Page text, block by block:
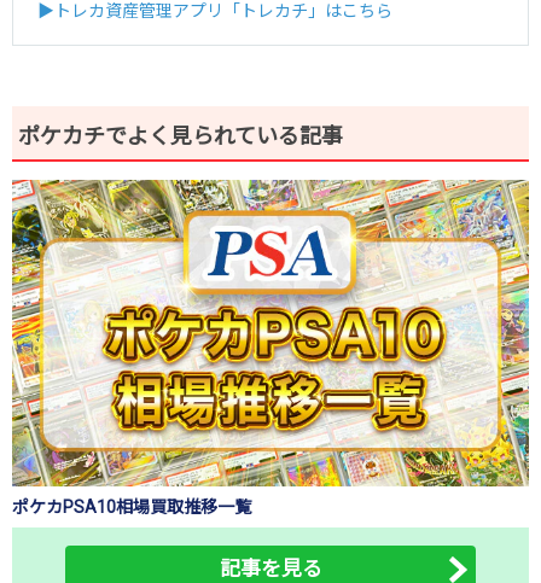
▶トレカ資産管理アプリ「トレカチ」はこちら
ポケカチでよく見られている記事
ポケカPSA10相場買取推移一覧
記事を見る